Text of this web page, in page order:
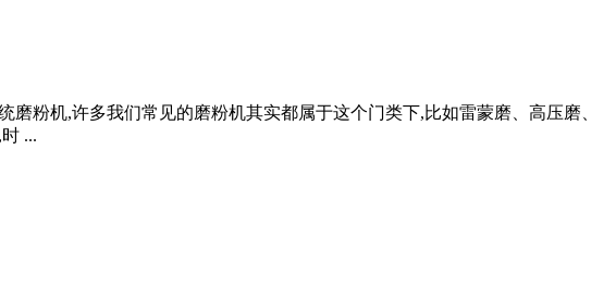
粉机,许多我们常见的磨粉机其实都属于这个门类下,比如雷蒙磨、高压磨、
...